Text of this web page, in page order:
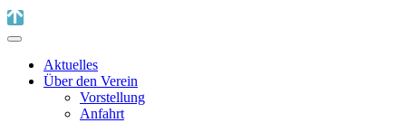
Aktuelles
Über den Verein
Vorstellung
Anfahrt